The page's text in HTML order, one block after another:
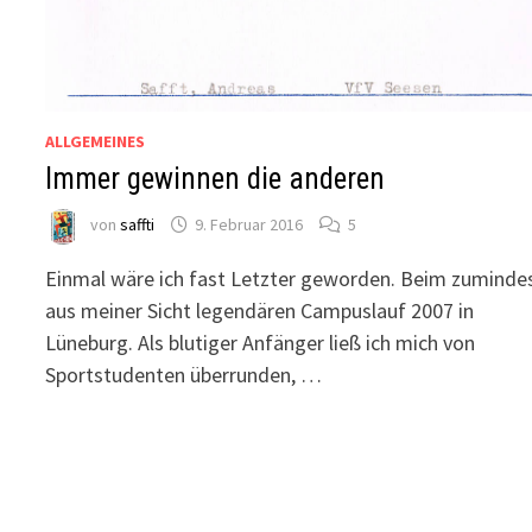
ALLGEMEINES
Immer gewinnen die anderen
vonsaffti 9. Februar 2016 5
Einmal wäre ich fast Letzter geworden. Beim
aus meiner Sicht legendären Campuslauf 2007 in
Lüneburg. Als blutiger Anfänger ließ ich mich von
Sportstudenten überrunden, …